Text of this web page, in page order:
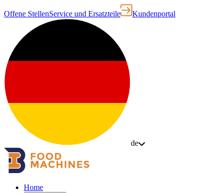
Offene StellenService und Ersatzteile Kundenportal
de
Home